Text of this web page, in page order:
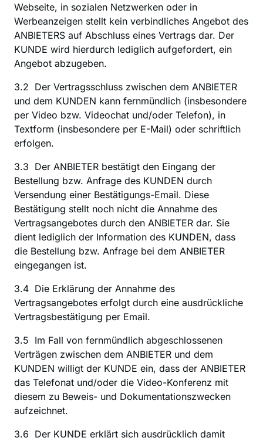
Webseite, in sozialen Netzwerken oder in
Werbeanzeigen stellt kein verbindliches Angebot des
ANBIETERS auf Abschluss eines Vertrags dar. Der
KUNDE wird hierdurch lediglich aufgefordert, ein
Angebot abzugeben.
3.2  Der Vertragsschluss zwischen dem ANBIETER
und dem KUNDEN kann fernmündlich (insbesondere
per Video bzw. Videochat und/oder Telefon), in
Textform (insbesondere per E-Mail) oder schriftlich
erfolgen.
3.3  Der ANBIETER bestätigt den Eingang der
Bestellung bzw. Anfrage des KUNDEN durch
Versendung einer Bestätigungs-Email. Diese
Bestätigung stellt noch nicht die Annahme des
Vertragsangebotes durch den ANBIETER dar. Sie
dient lediglich der Information des KUNDEN, dass
die Bestellung bzw. Anfrage bei dem ANBIETER
eingegangen ist.
3.4  Die Erklärung der Annahme des
Vertragsangebotes erfolgt durch eine ausdrückliche
Vertragsbestätigung per Email.
3.5  Im Fall von fernmündlich abgeschlossenen
Verträgen zwischen dem ANBIETER und dem
KUNDEN willigt der KUNDE ein, dass der ANBIETER
das Telefonat und/oder die Video-Konferenz mit
diesem zu Beweis- und Dokumentationszwecken
aufzeichnet.
3.6  Der KUNDE erklärt sich ausdrücklich damit